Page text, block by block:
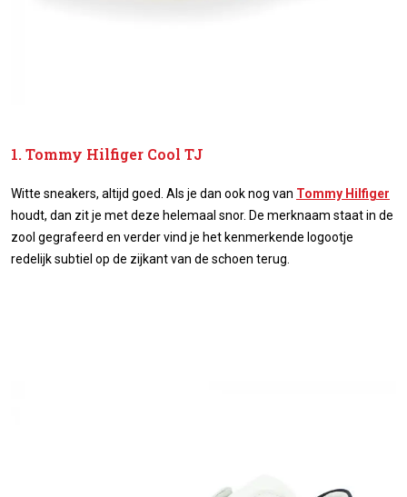
1. Tommy Hilfiger Cool TJ
Witte sneakers, altijd goed. Als je dan ook nog van Tommy Hilfiger
houdt, dan zit je met deze helemaal snor. De merknaam staat in de
zool gegrafeerd en verder vind je het kenmerkende logootje
redelijk subtiel op de zijkant van de schoen terug.